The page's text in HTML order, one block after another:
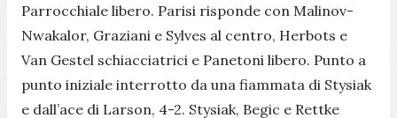
Parrocchiale libero. Parisi risponde con Malinov-
Nwakalor, Graziani e Sylves al centro, Herbots e
Van Gestel schiacciatrici e Panetoni libero. Punto a
punto iniziale interrotto da una fiammata di Stysiak
e dall’ace di Larson, 4-2. Stysiak, Begic e Rettke